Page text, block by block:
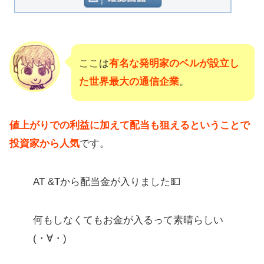
ここは有名な発明家のベルが設立し
た世界最大の通信企業。
値上がりでの利益に加えて配当も狙えるということで
投資家から人気です。
AT &Tから配当金が入りました💵
何もしなくてもお金が入るって素晴らしい
(・∀・)